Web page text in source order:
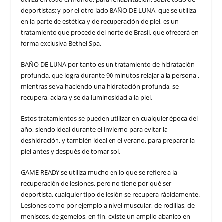
deportistas; y por el otro lado BAÑO DE LUNA, que se utiliza
en la parte de estética y de recuperación de piel, es un
tratamiento que procede del norte de Brasil, que ofrecerá en
forma exclusiva Bethel Spa.
BAÑO DE LUNA por tanto es un tratamiento de hidratación
profunda, que logra durante 90 minutos relajar a la persona ,
mientras se va haciendo una hidratación profunda, se
recupera, aclara y se da luminosidad a la piel.
Estos tratamientos se pueden utilizar en cualquier época del
año, siendo ideal durante el invierno para evitar la
deshidración, y también ideal en el verano, para preparar la
piel antes y después de tomar sol.
GAME READY se utiliza mucho en lo que se refiere a la
recuperación de lesiones, pero no tiene por qué ser
deportista, cualquier tipo de lesión se recupera rápidamente.
Lesiones como por ejemplo a nivel muscular, de rodillas, de
meniscos, de gemelos, en fin, existe un amplio abanico en